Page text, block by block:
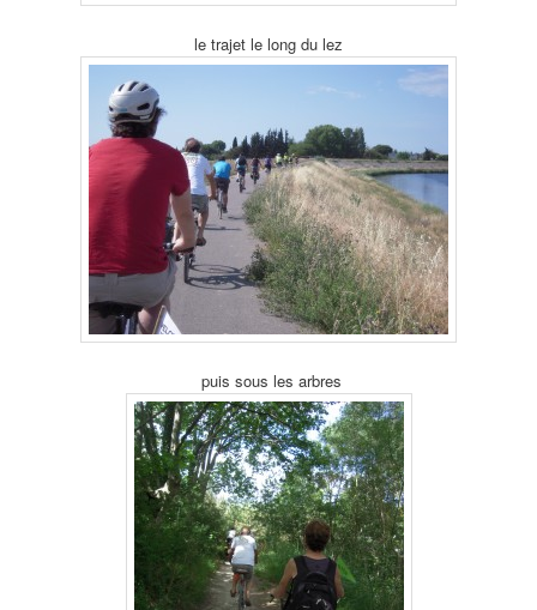
le trajet le long du lez
puis sous les arbres